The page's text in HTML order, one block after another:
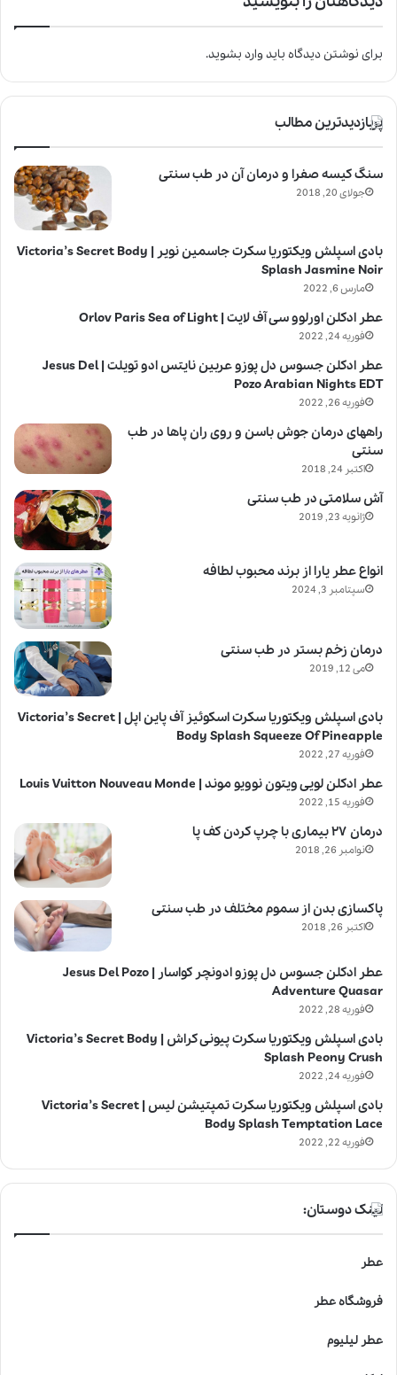
برای نوشتن دیدگاه بایدوارد بشوید.
پربازدیدترین مطالب
سنگ کیسه صفرا و درمان آن در طب سنتی
جولای 20, 2018
بادی اسپلش ویکتوریا سکرت جاسمین نویر | Victoria’s Secret Body
Splash Jasmine Noir
مارس 6, 2022
عطر ادکلن اورلوو سی آف لایت | Orlov Paris Sea of Light
فوریه 24, 2022
عطر ادکلن جسوس دل پوزو عربین نایتس ادو تویلت | Jesus Del
Pozo Arabian Nights EDT
فوریه 26, 2022
راههای درمان جوش باسن و روی ران پاها در طب
سنتی
اکتبر 24, 2018
آش سلامتی در طب سنتی
ژانویه 23, 2019
انواع عطر یارا از برند محبوب لطافه
سپتامبر 3, 2024
درمان زخم بستر در طب سنتی
می 12, 2019
بادی اسپلش ویکتوریا سکرت اسکوئیز آف پاین اپل | Victoria’s Secret
Body Splash Squeeze Of Pineapple
فوریه 27, 2022
عطر ادکلن لویی ویتون نوویو موند | Louis Vuitton Nouveau Monde
فوریه 15, 2022
درمان ۲۷ بیماری با چرپ کردن کف پا
نوامبر 26, 2018
پاکسازی بدن از سموم مختلف در طب سنتی
اکتبر 26, 2018
عطر ادکلن جسوس دل پوزو ادونچر کواسار | Jesus Del Pozo
Adventure Quasar
فوریه 28, 2022
بادی اسپلش ویکتوریا سکرت پیونی کراش | Victoria’s Secret Body
Splash Peony Crush
فوریه 24, 2022
بادی اسپلش ویکتوریا سکرت تمپتیشن لیس | Victoria’s Secret
Body Splash Temptation Lace
فوریه 22, 2022
لینک دوستان:
عطر
فروشگاه عطر
عطر لیلیوم